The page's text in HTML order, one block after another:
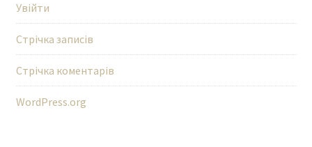
Увійти
Стрічка записів
Стрічка коментарів
WordPress.org